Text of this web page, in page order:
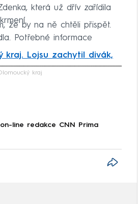
která už dřív zařídila
že by na ně chtěli přispět.
Potřebné informace
kraj. Lojsu zachytil divák,
kraj
line redakce CNN Prima